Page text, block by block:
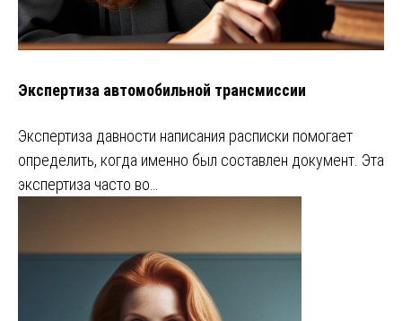
Экспертиза автомобильной трансмиссии
Экспертиза давности написания расписки помогает
определить, когда именно был составлен документ. Эта
экспертиза часто во…